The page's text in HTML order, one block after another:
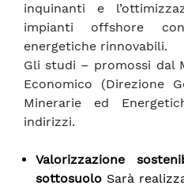
inquinanti e
impianti offshore
energetiche rinnovabili.
Gli studi – promossi dal
Economico (Direzione
Minerarie ed
indirizzi.
Valorizzazione
sottosuolo Sarà